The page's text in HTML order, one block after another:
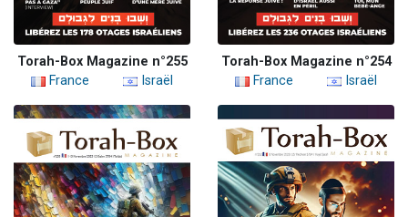
Torah-Box Magazine n°255
France
Israël
Torah-Box Magazine n°254
France
Israël